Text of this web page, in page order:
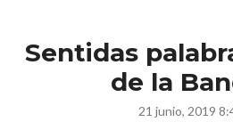
Sentidas
de la
21 junio, 2019